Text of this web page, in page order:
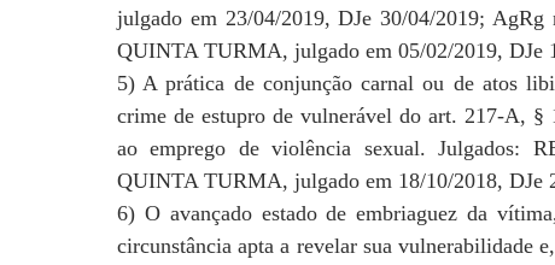
julgado em 23/04/2019, DJe 30/04/2019;
QUINTA TURMA, julgado em 05/02/2019, DJe
5) A prática de conjunção carnal ou de atos
crime de estupro de vulnerável do art. 217-A, §
ao emprego de violência sexual. Julgados:
QUINTA TURMA, julgado em 18/10/2018, DJe
6) O avançado estado de embriaguez da
circunstância apta a revelar sua vulnerabilidade